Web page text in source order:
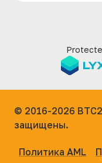
© 2016-2026
защищены.
Политика AML